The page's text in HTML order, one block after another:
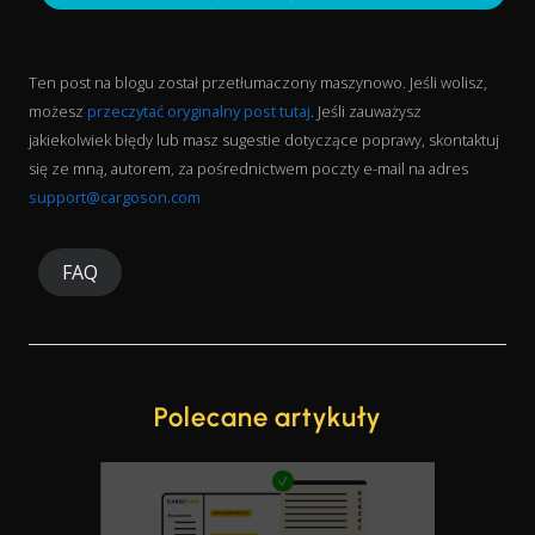
Ten post na blogu został przetłumaczony maszynowo. Jeśli wolisz,
możesz przeczytać oryginalny post tutaj. Jeśli zauważysz
jakiekolwiek błędy lub masz sugestie dotyczące poprawy, skontaktuj
się ze mną, autorem, za pośrednictwem poczty e-mail na adres
support@cargoson.com
FAQ
Polecane artykuły